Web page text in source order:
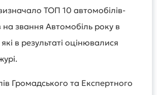
ТОП 10 автомобілів-
на звання Автомобіль року в
в результаті оцінювалися
Громадського та Експертного